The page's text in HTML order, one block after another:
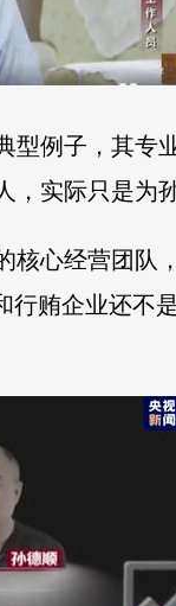
例子，其专
实际只是为
心经营团队
贿企业还不